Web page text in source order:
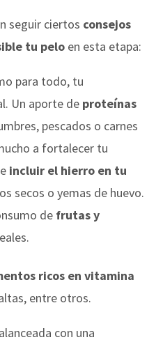
seguir ciertos consejos
tu pelo en esta etapa:
para todo, tu
Un aporte de proteínas
pescados o carnes
a fortalecer tu
incluir el hierro en tu
secos o yemas de huevo.
de frutas y
ricos en vitamina
entre otros.
con una